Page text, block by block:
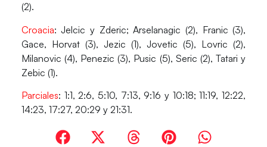
(2).
Croacia: Jelcic y Zderic; Arselanagic (2), Franic (3),
Gace, Horvat (3), Jezic (1), Jovetic (5), Lovric (2),
Milanovic (4), Penezic (3), Pusic (5), Seric (2), Tatari y
Zebic (1).
Parciales: 1:1, 2:6, 5:10, 7:13, 9:16 y 10:18; 11:19, 12:22,
14:23, 17:27, 20:29 y 21:31.